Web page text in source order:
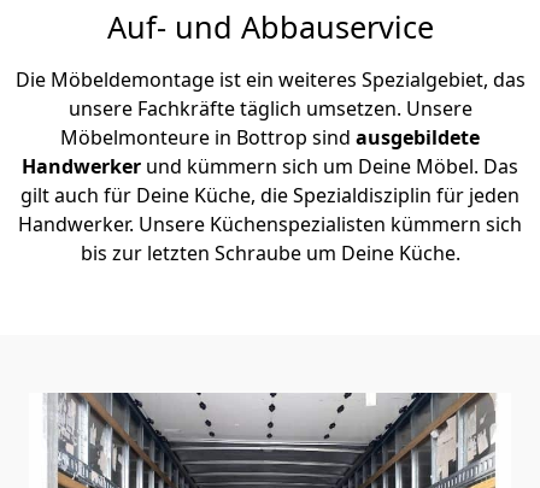
Auf- und Abbauservice
Die Möbeldemontage ist ein weiteres Spezialgebiet, das
unsere Fachkräfte täglich umsetzen. Unsere
Möbelmonteure in Bottrop sind ausgebildete
Handwerker und kümmern sich um Deine Möbel. Das
gilt auch für Deine Küche, die Spezialdisziplin für jeden
Handwerker. Unsere Küchenspezialisten kümmern sich
bis zur letzten Schraube um Deine Küche.